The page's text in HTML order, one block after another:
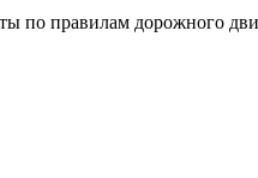
по правилам дорожного